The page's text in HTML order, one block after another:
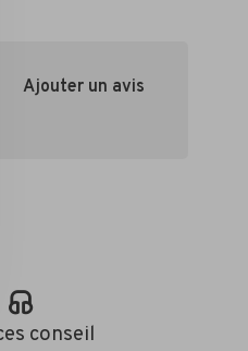
Ajouter un avis
conseil